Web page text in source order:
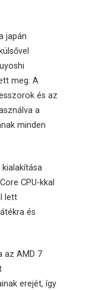
japán
meg. A
és az
a
minden
CPU-kkal
lett
és
az AMD 7
erejét, így